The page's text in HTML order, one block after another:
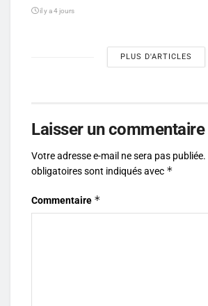
il y a 4 jours
PLUS D'ARTICLES
Laisser un commentaire
Votre adresse e-mail ne sera pas publiée.
obligatoires sont indiqués avec *
Commentaire *